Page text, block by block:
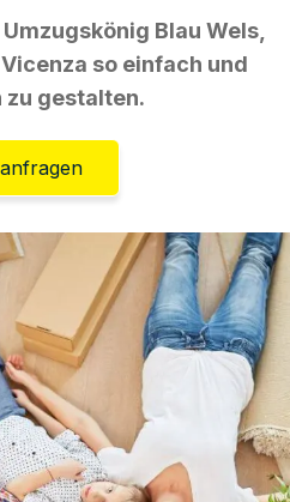
Blau Wels,
so einfach und
gestalten.